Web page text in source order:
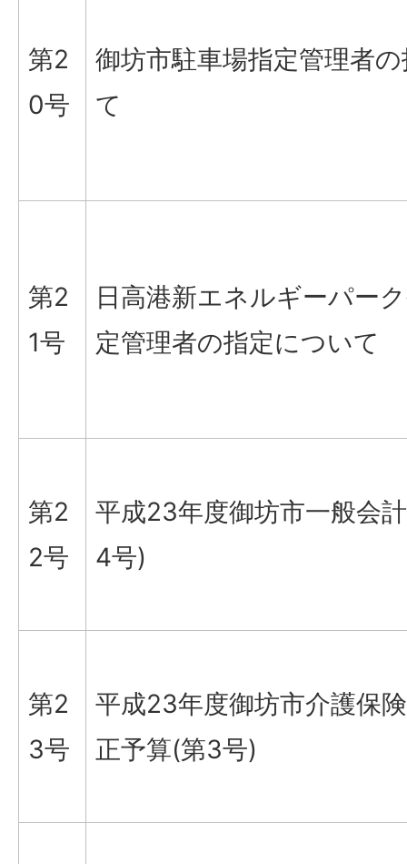
第2
0号
御坊市駐車場指定管理者
て
第2
1号
日高港新エネルギーパー
定管理者の指定について
第2
2号
平成23年度御坊市一般会
4号)
第2
3号
平成23年度御坊市介護保
正予算(第3号)